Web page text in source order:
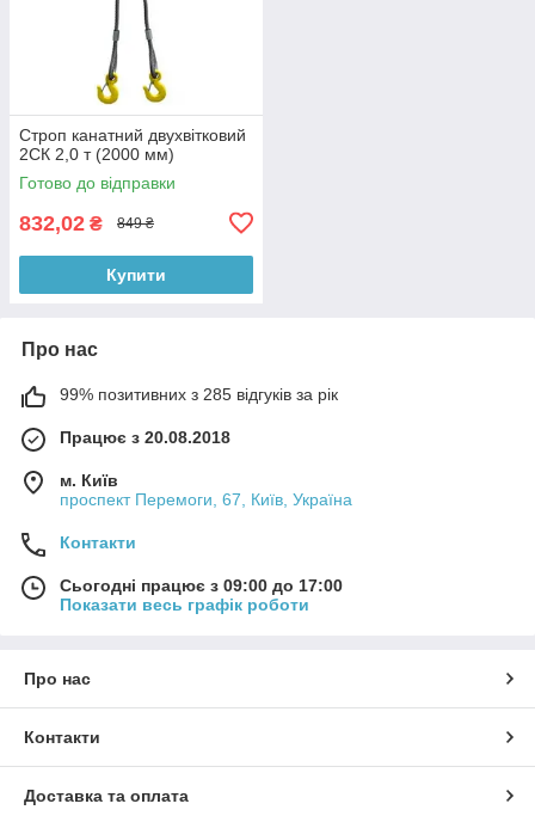
Строп канатний двухвітковий
2СК 2,0 т (2000 мм)
Готово до відправки
832,02 ₴ 849 ₴
Купити
Про нас
99% позитивних з 285 відгуків за рік
Працює з 20.08.2018
м. Київ
проспект Перемоги, 67, Київ, Україна
Контакти
Сьогодні працює з 09:00 до 17:00
Показати весь графік роботи
Про нас
Контакти
Доставка та оплата